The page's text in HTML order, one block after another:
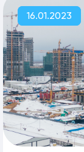
16.01.2023